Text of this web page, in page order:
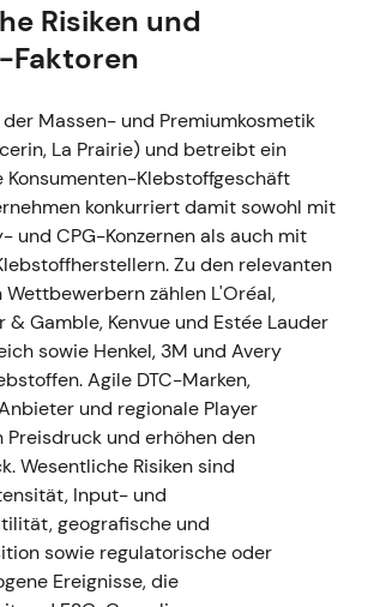
für den übergeordneten
2021)- GJ2021: Konzernumsatz
+9,7 %); EBIT-Marge
13,0 % — das
das Vorkrisenniveau
gewonnen zu haben
verschob sich von
hin zu nachhaltigem
und operativer
Glaubwürdigkeit in der
- Rally und etablierter
Bestätigung der Erholung.
erwarb eine
an S-Biomedic (Mikrobiom-
der Kompetenz im Bereich
Kaufpreis nicht veröffentlicht; S-
eigenständiger Teil des
Risiken und
Faktoren
Massen- und Premiumkosmetik
La Prairie) und betreibt ein
Klebstoffgeschäft
konkurriert damit sowohl mit
und CPG-Konzernen als auch mit
Zu den relevanten
zählen L'Oréal,
& Gamble, Kenvue und Estée Lauder
sowie Henkel, 3M und Avery
Agile DTC-Marken,
und regionale Player
Preisdruck und erhöhen den
Wesentliche Risiken sind
Input- und
geografische und
sowie regulatorische oder
Ereignisse, die